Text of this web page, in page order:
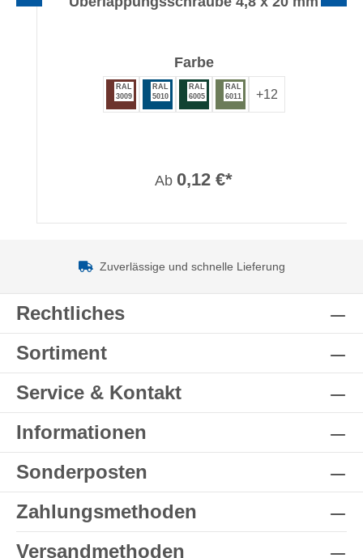
Farbeauswählen
RAL
3009
RAL
5010
RAL
6005
RAL
6011
+12
Ab 0,12 €*
Zuverlässige und schnelle Lieferung
Rechtliches
Sortiment
Service & Kontakt
Informationen
Sonderposten
Zahlungsmethoden
Versandmethoden